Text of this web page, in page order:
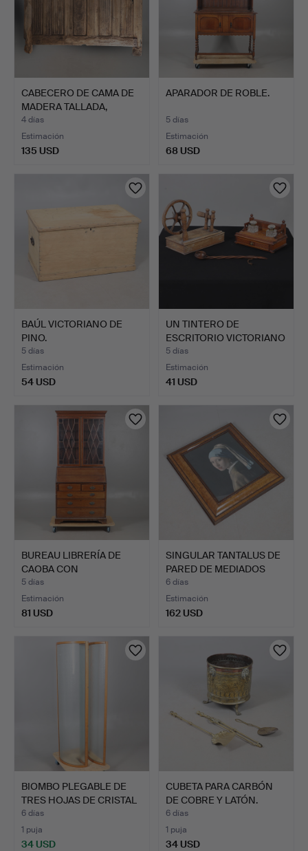
CABECERO DE CAMA DE
MADERA TALLADA,
SIGLOS…
4 días
Estimación
135 USD
APARADOR DE ROBLE.
5 días
Estimación
68 USD
BAÚL VICTORIANO DE
PINO.
5 días
Estimación
54 USD
UN TINTERO DE
ESCRITORIO VICTORIANO
DE ROB…
5 días
Estimación
41 USD
BUREAU LIBRERÍA DE
CAOBA CON
INCRUSTACIONE…
5 días
Estimación
81 USD
SINGULAR TANTALUS DE
PARED DE MEDIADOS
DEL…
6 días
Estimación
162 USD
BIOMBO PLEGABLE DE
TRES HOJAS DE CRISTAL
C…
6 días
1 puja
34 USD
CUBETA PARA CARBÓN
DE COBRE Y LATÓN.
6 días
1 puja
34 USD